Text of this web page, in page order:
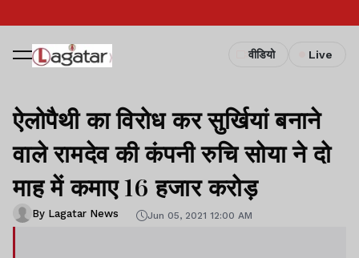
वीडियो Live
ऐलोपैथी का विरोध कर सुर्खियां बनाने
वाले रामदेव की कंपनी रुचि सोया ने दो
माह में कमाए 16 हजार करोड़
By Lagatar News Jun 05, 2021 12:00 AM